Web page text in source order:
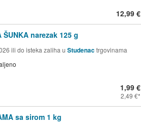
12,99 €
narezak 125 g
ili do isteka zaliha u Studenactrgovinama
1,99 €
2,49 €
sa sirom 1 kg